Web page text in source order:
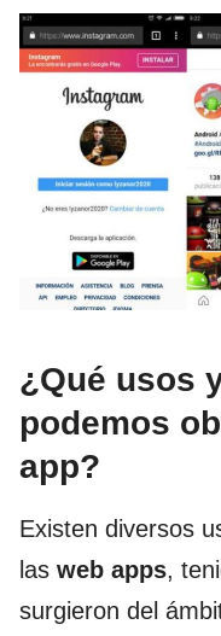
¿Qué usos
podemos
app?
Existen diversos
las web apps,
surgieron del